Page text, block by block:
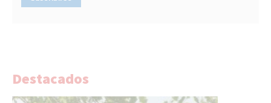
Destacados